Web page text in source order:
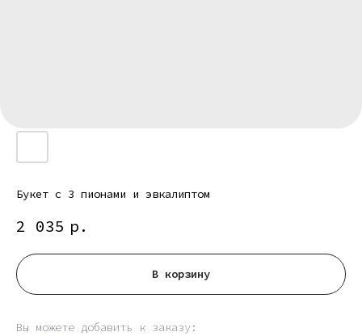
Букет с 3 пионами и эвкалиптом
2 035 р.
В корзину
Вы можете добавить к заказу: